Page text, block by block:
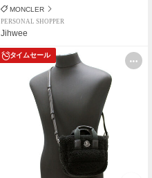
MONCLER
PERSONAL SHOPPER
Jihwee
タイムセール